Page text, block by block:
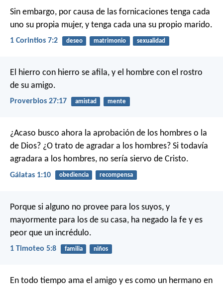
Sin embargo, por causa de las fornicaciones tenga cada
uno su propia mujer, y tenga cada una su propio marido.
1 Corintios 7:2 deseo matrimonio sexualidad
El hierro con hierro se afila, y el hombre con el rostro
de su amigo.
Proverbios 27:17 amistad mente
¿Acaso busco ahora la aprobación de los hombres o la
de Dios? ¿O trato de agradar a los hombres? Si todavía
agradara a los hombres, no sería siervo de Cristo.
Gálatas 1:10 obediencia recompensa
Porque si alguno no provee para los suyos, y
mayormente para los de su casa, ha negado la fe y es
peor que un incrédulo.
1 Timoteo 5:8 familia niños
En todo tiempo ama el amigo y es como un hermano en